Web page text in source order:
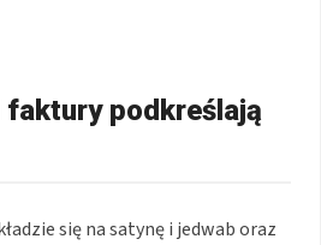
podkreślają
się na satynę i jedwab oraz